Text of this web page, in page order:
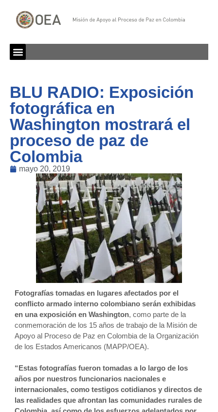
BLU RADIO: Exposición
fotográfica en
Washington mostrará el
proceso de paz de
Colombia
mayo 20, 2019
Fotografías tomadas en lugares afectados por el
conflicto armado interno colombiano serán exhibidas
en una exposición en Washington, como parte de la
conmemoración de los 15 años de trabajo de la Misión de
Apoyo al Proceso de Paz en Colombia de la Organización
de los Estados Americanos (MAPP/OEA).
“Estas fotografías fueron tomadas a lo largo de los
años por nuestros funcionarios nacionales e
internacionales, como testigos cotidianos y directos de
las realidades que afrontan las comunidades rurales de